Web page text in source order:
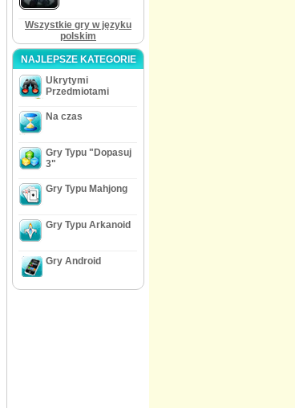
Wszystkie gry w języku
polskim
NAJLEPSZE KATEGORIE
Ukrytymi
Przedmiotami
Na czas
Gry Typu "Dopasuj
3"
Gry Typu Mahjong
Gry Typu Arkanoid
Gry Android